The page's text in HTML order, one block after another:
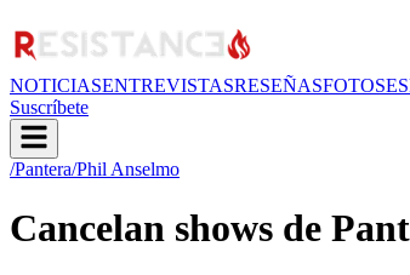
NOTICIASENTREVISTASRESEÑASFOTOS
Suscríbete
/Pantera/Phil Anselmo
Cancelan shows de